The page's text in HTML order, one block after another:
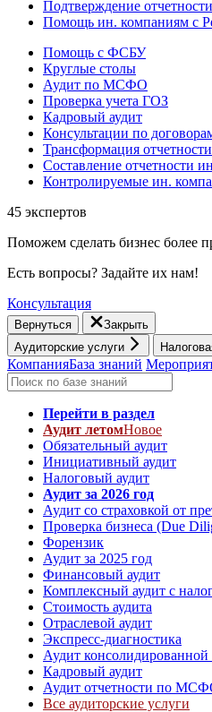
Подтверждение
Помощь ин. компаниям с
Помощь с ФСБУ
Круглые столы
Аудит по МСФО
Проверка учета ГОЗ
Кадровый аудит
Консультации по
Трансформация
Составление отчетности
Контролируемые ин.
45 экспертов
Поможем сделать бизнес более
Есть вопросы? Задайте их нам!
Консультация
Вернуться
Закрыть
Аудиторские услуги
КомпанияБаза знаний
Перейти в раздел
Аудит летомНовое
Обязательный аудит
Инициативный аудит
Налоговый аудит
Аудит за 2026 год
Аудит со страховкой от
Проверка бизнеса (Due
Форензик
Аудит за 2025 год
Финансовый аудит
Комплексный аудит с
Стоимость аудита
Отраслевой аудит
Экспресс-диагностика
Аудит консолидированной
Кадровый аудит
Аудит отчетности по
Все аудиторские услуги